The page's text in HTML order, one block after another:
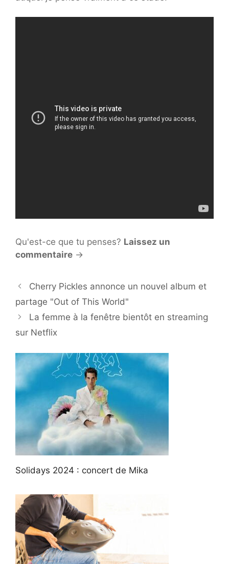
Qu'est-ce que tu penses? Laissez un
commentaire →
Cherry Pickles annonce un nouvel album et
partage "Out of This World"
La femme à la fenêtre bientôt en streaming
sur Netflix
Solidays 2024 : concert de Mika